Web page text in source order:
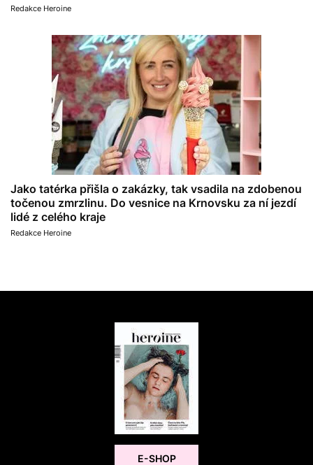
Redakce Heroine
Jako tatérka přišla o zakázky, tak vsadila na zdobenou
točenou zmrzlinu. Do vesnice na Krnovsku za ní jezdí
lidé z celého kraje
Redakce Heroine
E-SHOP